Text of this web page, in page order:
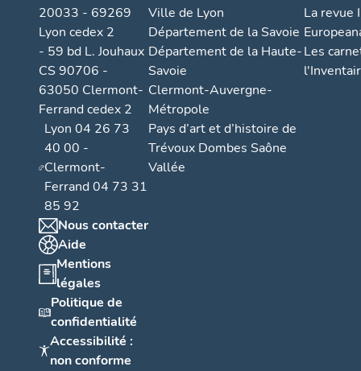
20033 - 69269
Lyon cedex 2
- 59 bd L. Jouhaux
CS 90706 -
63050 Clermont-
Ferrand cedex 2
Lyon 04 26 73
40 00 -
Clermont-
Ferrand 04 73 31
85 92
Nous contacter
Aide
Mentions
légales
Politique de
confidentialité
Accessibilité :
non conforme
Ville de Lyon
Département de la Savoie
Département de la Haute-
Savoie
Clermont-Auvergne-
Métropole
Pays d’art et d’histoire de
Trévoux Dombes Saône
Vallée
La revue
Les